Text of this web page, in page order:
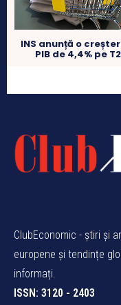
INS anunță o
PIB de 4,4% pe T2
ClubEconomic - știri și
europene și tendințe
informați.
ISSN: 3120 - 2403